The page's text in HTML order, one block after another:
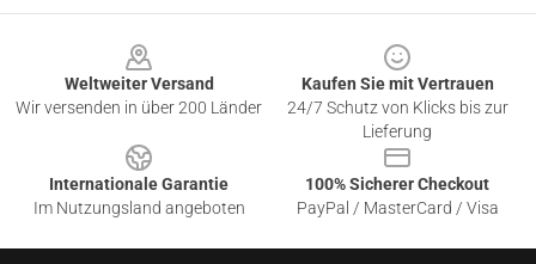
Weltweiter Versand
Wir versenden in über 200 Länder
Kaufen Sie mit Vertrauen
24/7 Schutz von Klicks bis zur
Lieferung
Internationale Garantie
Im Nutzungsland angeboten
100% Sicherer Checkout
PayPal / MasterCard / Visa